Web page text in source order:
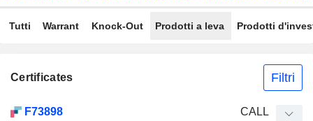
Tutti Warrant Knock-Out Prodotti a leva Prodotti
Certificates Filtri
F73898 CALL